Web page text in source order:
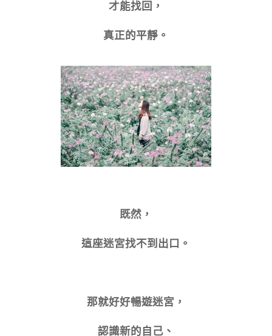
才能找回，
真正的平靜。
既然，
這座迷宮找不到出口。
那就好好暢遊迷宮，
認識新的自己、